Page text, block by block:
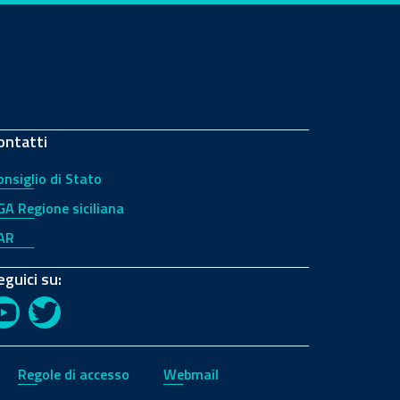
di Stato
Regione siciliana
su:
YouTubeTwitter
Regole di accesso Webmail